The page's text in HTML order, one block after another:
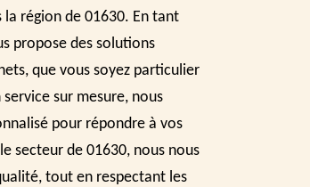
région de 01630. En tant
propose des solutions
que vous soyez particulier
sur mesure, nous
pour répondre à vos
secteur de 01630, nous nous
tout en respectant les